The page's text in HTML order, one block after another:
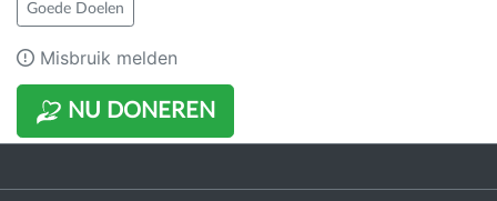
NU DONEREN
Goede Doelen
Misbruik melden